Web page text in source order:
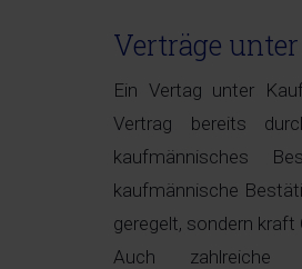
Verträge
Ein Vertag unter
Vertrag bereits
kaufmännisches
kaufmännische
geregelt, sondern
Auch zahlreiche